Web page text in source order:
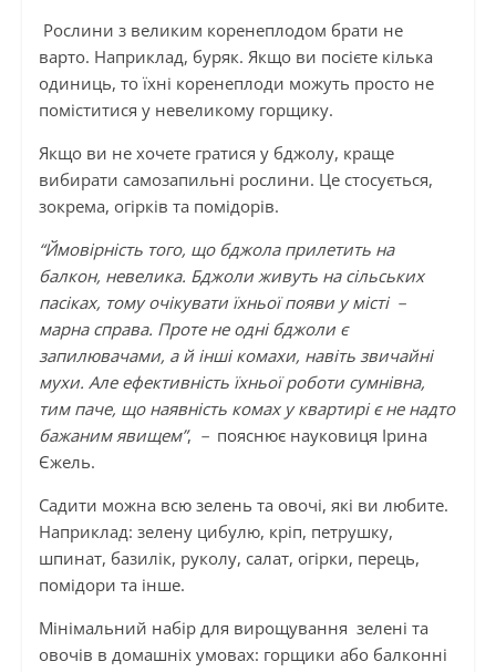
Рослини з великим коренеплодом брати не
варто. Наприклад, буряк. Якщо ви посієте кілька
одиниць, то їхні коренеплоди можуть просто не
поміститися у невеликому горщику.
Якщо ви не хочете гратися у бджолу, краще
вибирати самозапильні рослини. Це стосується,
зокрема, огірків та помідорів.
“Ймовірність того, що бджола прилетить на
балкон, невелика. Бджоли живуть на сільських
пасіках, тому очікувати їхньої появи у місті －
марна справа. Проте не одні бджоли є
запилювачами, а й інші комахи, навіть звичайні
мухи. Але ефективність їхньої роботи сумнівна,
тим паче, що наявність комах у квартирі є не надто
бажаним явищем”, － пояснює науковиця Ірина
Єжель.
Садити можна всю зелень та овочі, які ви любите.
Наприклад: зелену цибулю, кріп, петрушку,
шпинат, базилік, руколу, салат, огірки, перець,
помідори та інше.
Мінімальний набір для вирощування зелені та
овочів в домашніх умовах: горщики або балконні